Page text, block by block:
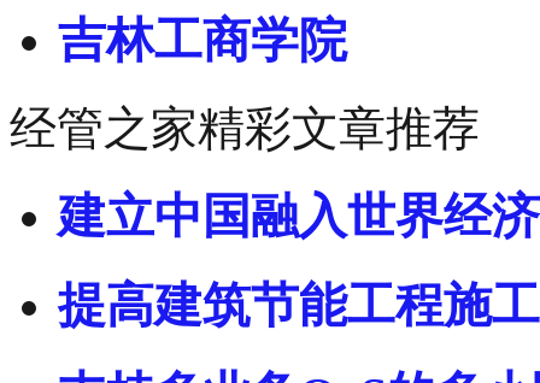
吉林工商学院
经管之家精彩文章推荐
建立中国融入世界经
提高建筑节能工程施